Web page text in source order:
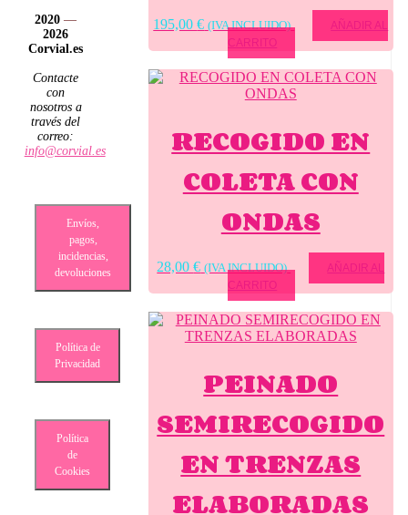
195,00€ (IVA INCLUIDO)
AÑADIR AL
CARRITO
RECOGIDO EN
COLETA CON
ONDAS
28,00€ (IVA INCLUIDO)
AÑADIR AL
CARRITO
PEINADO
SEMIRECOGIDO
EN TRENZAS
ELABORADAS
2020—
2026
Corvial.es
Contacte
con
nosotros a
través del
correo:
info@corvial.es
Envíos,
pagos,
incidencias,
devoluciones
Política de
Privacidad
Política
de
Cookies